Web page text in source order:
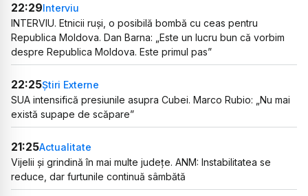
22:29Interviu
INTERVIU. Etnicii ruși, o posibilă bombă cu ceas pentru
Republica Moldova. Dan Barna: „Este un lucru bun că vorbim
despre Republica Moldova. Este primul pas”
22:25Știri Externe
SUA intensifică presiunile asupra Cubei. Marco Rubio: „Nu mai
există supape de scăpare”
21:25Actualitate
Vijelii și grindină în mai multe județe. ANM: Instabilitatea se
reduce, dar furtunile continuă sâmbătă